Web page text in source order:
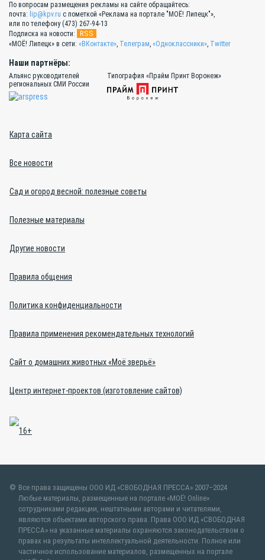
По вопросам размещения рекламы на сайте обращайтесь:
почта: lip@kpv.ru с пометкой «Реклама на портале "МОЁ! Липецк"»,
или по телефону (473) 267-94-13
Подписка на новости:
RSS
«МОЁ! Липецк» в сети: «ВКонтакте», Телеграм, «Одноклассники», Twitter
Наши партнёры:
Альянс руководителей
региональных СМИ России
Типография «Прайм Принт Воронеж»
Карта сайта
Все новости
Сад и огород весной: полезные советы
Полезные материалы
Другие новости
Правила общения
Политика конфиденциальности
Правила применения рекомендательных технологий
Сайт о домашних животных «Моё зверьё»
Центр интернет-проектов (изготовление сайтов)
Все права защищены ООО ИД «СВОБОДНАЯ ПРЕССА» 2007–2024
Любые материалы, размещенные на портале «МОЁ! Online»
сотрудниками редакции, нештатными авторами и читателями,
являются объектами авторского права. Права ООО ИД «СВОБОДНАЯ
ПРЕССА» на указанные материалы охраняются законодательством о
правах на результаты интеллектуальной деятельности. Полное или
частичное использование материалов, размещенных на портале